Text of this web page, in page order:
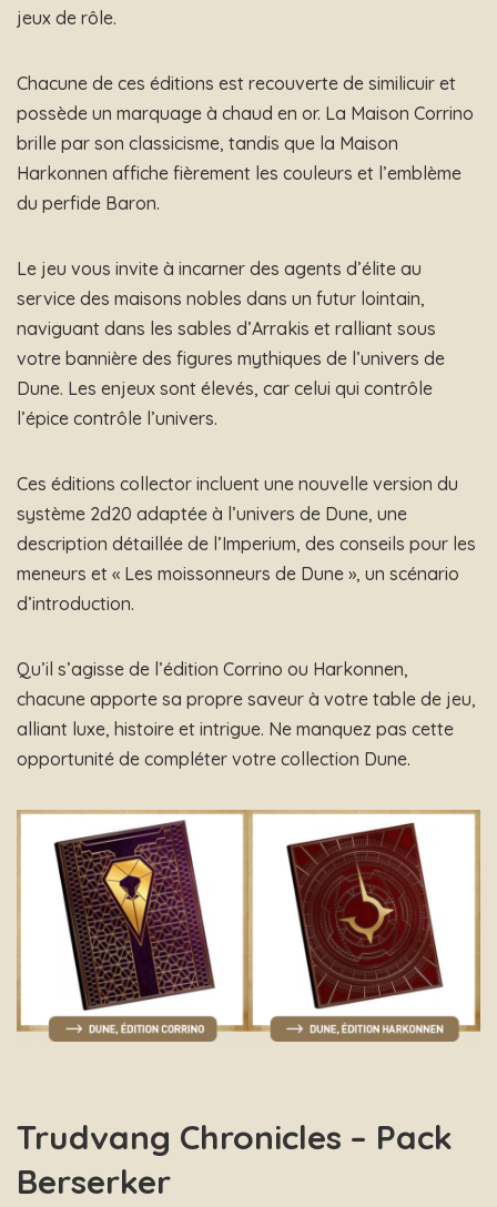
jeux de rôle.
Chacune de ces éditions est recouverte de similicuir et
possède un marquage à chaud en or. La Maison Corrino
brille par son classicisme, tandis que la Maison
Harkonnen affiche fièrement les couleurs et l’emblème
du perfide Baron.
Le jeu vous invite à incarner des agents d’élite au
service des maisons nobles dans un futur lointain,
naviguant dans les sables d’Arrakis et ralliant sous
votre bannière des figures mythiques de l’univers de
Dune. Les enjeux sont élevés, car celui qui contrôle
l’épice contrôle l’univers.
Ces éditions collector incluent une nouvelle version du
système 2d20 adaptée à l’univers de Dune, une
description détaillée de l’Imperium, des conseils pour les
meneurs et « Les moissonneurs de Dune », un scénario
d’introduction.
Qu’il s’agisse de l’édition Corrino ou Harkonnen,
chacune apporte sa propre saveur à votre table de jeu,
alliant luxe, histoire et intrigue. Ne manquez pas cette
opportunité de compléter votre collection Dune.
Trudvang Chronicles – Pack
Berserker